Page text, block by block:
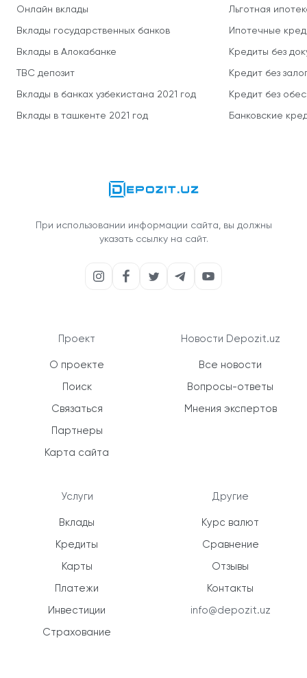
Онлайн вклады
Вклады государственных банков
Вклады в Алокабанке
TBC депозит
Вклады в банках узбекистана 2021 год
Вклады в ташкенте 2021 год
Льготная
Ипотечные
Кредиты без
Кредит без
Кредит без
Банковские
При использовании информации сайта, вы должны
указать ссылку на сайт.
Проект
О проекте
Поиск
Связаться
Партнеры
Карта сайта
Услуги
Вклады
Кредиты
Карты
Платежи
Инвестиции
Страхование
Новости Depozit.uz
Все новости
Вопросы-ответы
Мнения экспертов
Другие
Курс валют
Сравнение
Отзывы
Контакты
info@depozit.uz